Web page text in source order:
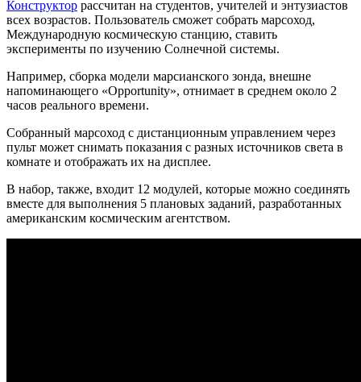
Конструктор рассчитан на студентов, учителей и энтузиастов
всех возрастов. Пользователь сможет собрать марсоход,
Международную космическую станцию, ставить
эксперименты по изучению Солнечной системы.
Например, сборка модели марсианского зонда, внешне
напоминающего «Opportunity», отнимает в среднем около 2
часов реального времени.
Собранный марсоход с дистанционным управлением через
пульт может снимать показания с разных источников света в
комнате и отображать их на дисплее.
В набор, также, входит 12 модулей, которые можно соединять
вместе для выполнения 5 плановых заданий, разработанных
американским космическим агентством.